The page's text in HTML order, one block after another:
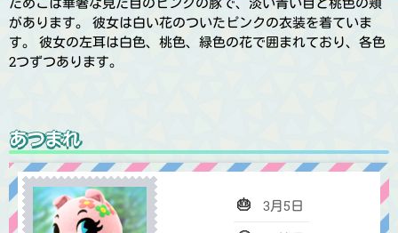
があります。 彼女は白い花のついたピンクの衣装を着ていま
す。 彼女の左耳は白色、桃色、緑色の花で囲まれており、各色
2つずつあります。
あつまれ
🎂
3月5日